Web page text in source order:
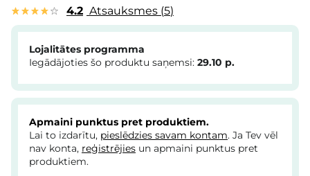
4.2 Atsauksmes 5
Lojalitātes programma
Iegādājoties šo produktu saņemsi: 29.10 p.
Apmaini punktus pret produktiem.
Lai to izdarītu, pieslēdzies savam kontam. Ja Tev vēl
nav konta, reģistrējies un apmaini punktus pret
produktiem.